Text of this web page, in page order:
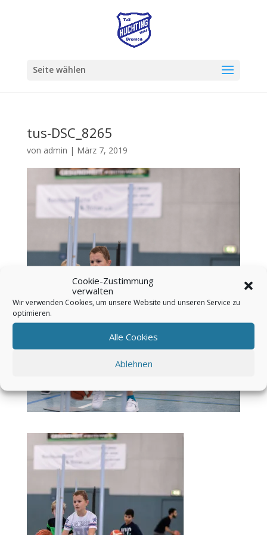
Cookie-Zustimmung
verwalten
Wir verwenden Cookies, um unsere Website und unseren Service zu
optimieren.
Alle Cookies
Ablehnen
Seite wählen
tus-DSC_8265
von admin | März 7, 2019